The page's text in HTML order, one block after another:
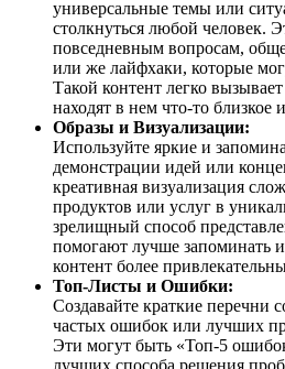
универсальные темы или
столкнуться любой человек.
повседневным вопросам,
или же лайфхаки, которые
Такой контент легко
находят в нем что-то близкое
Образы и Визуализации:
Используйте яркие и
демонстрации идей или
креативная визуализация
продуктов или услуг в
зрелищный способ
помогают лучше запоминать
контент более
Топ-Листы и Ошибки:
Создавайте краткие перечни
частых ошибок или лучших
Эти могут быть «Топ-5